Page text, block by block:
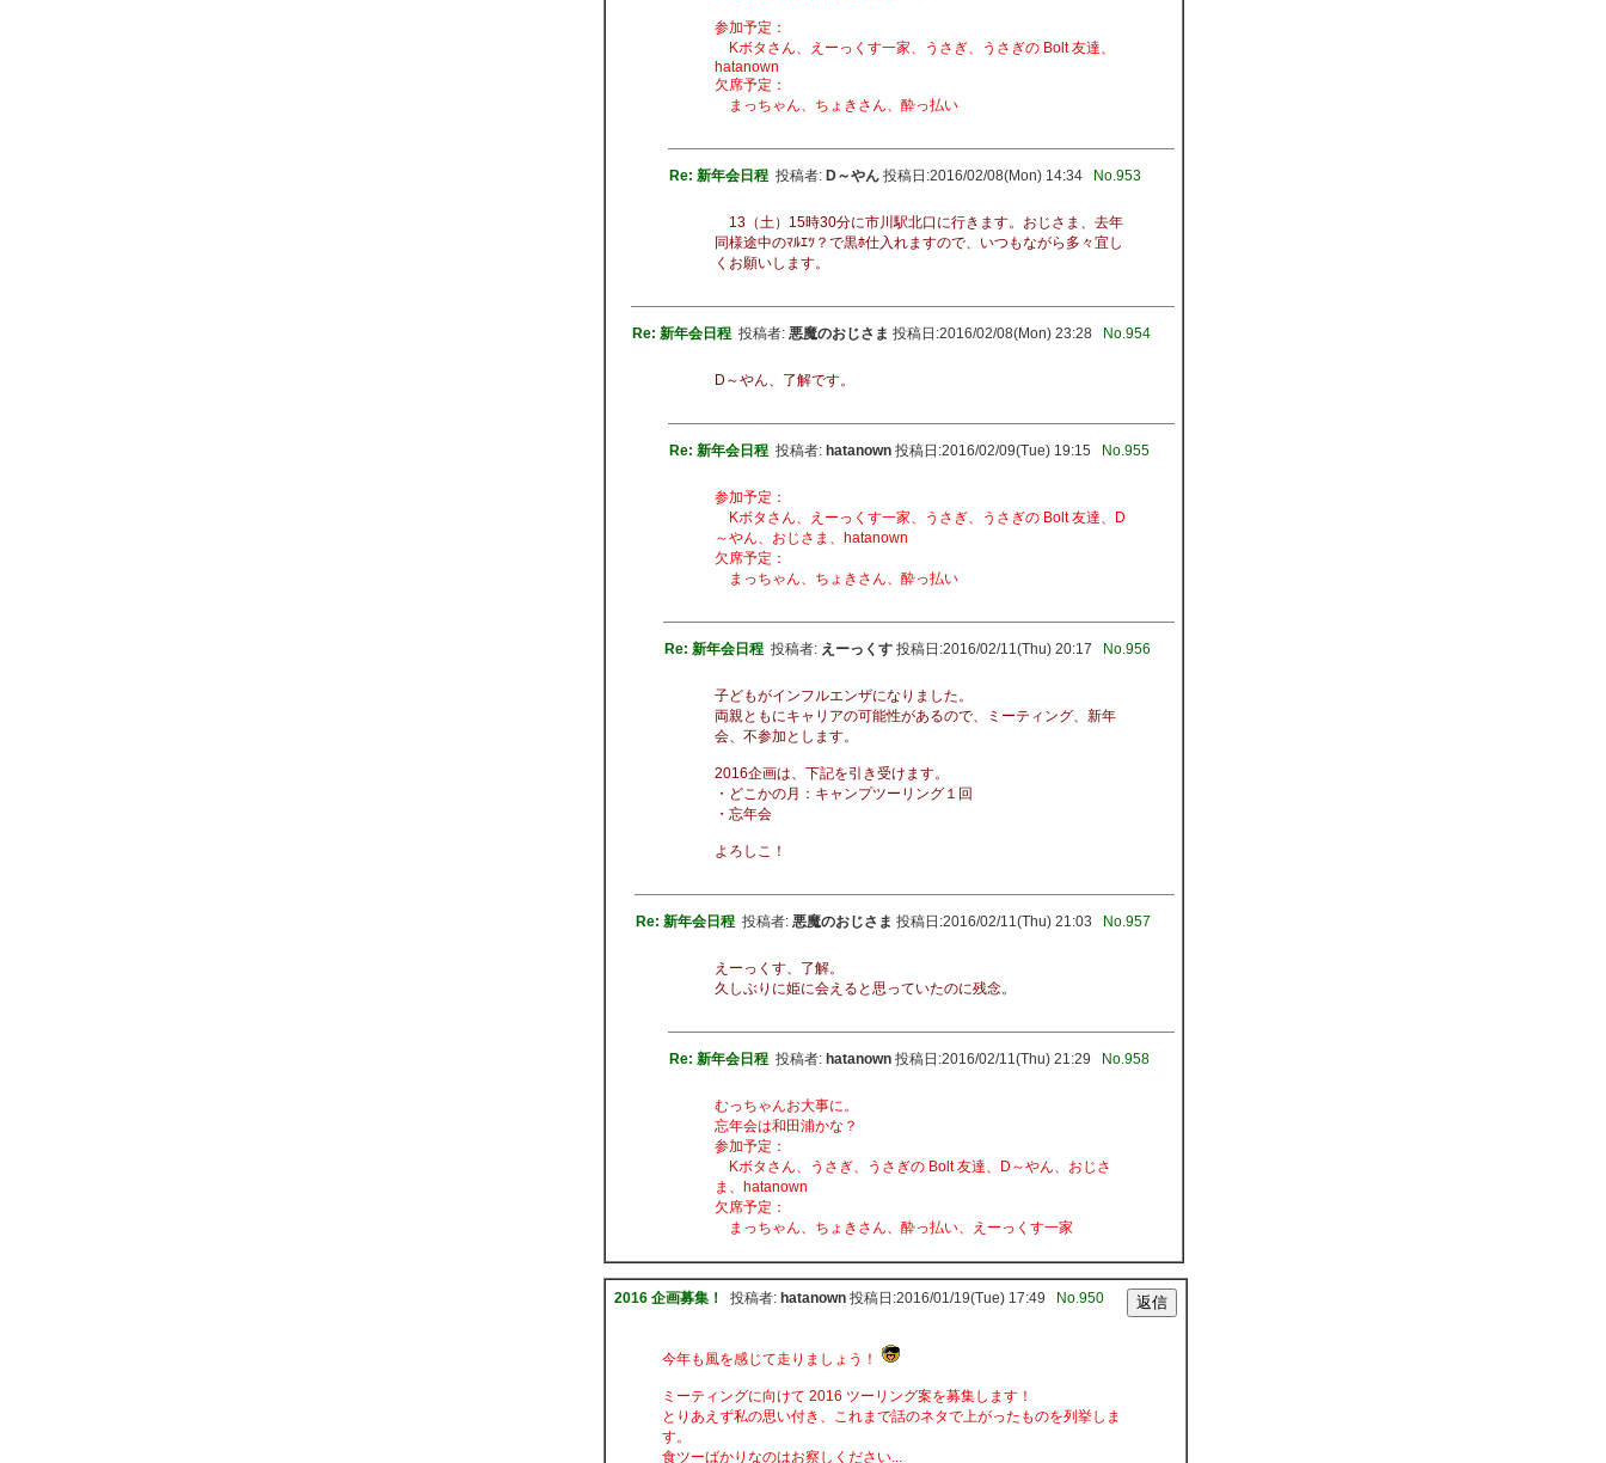
参加予定：
Kボタさん、えーっくす一家、うさぎ、うさぎの Bolt 友達、
hatanown
欠席予定：
まっちゃん、ちょきさん、酔っ払い
Re: 新年会日程 投稿者:D～やん 投稿日:2016/02/08(Mon) 14:34 No.953
13（土）15時30分に市川駅北口に行きます。おじさま、去年
同様途中のﾏﾙｴﾂ？で黒ﾎ仕入れますので、いつもながら多々宜し
くお願いします。
Re: 新年会日程 投稿者:悪魔のおじさま 投稿日:2016/02/08(Mon) 23:28 No.954
D～やん、了解です。
Re: 新年会日程 投稿者:hatanown 投稿日:2016/02/09(Tue) 19:15 No.955
参加予定：
Kボタさん、えーっくす一家、うさぎ、うさぎの Bolt 友達、D
～やん、おじさま、hatanown
欠席予定：
まっちゃん、ちょきさん、酔っ払い
Re: 新年会日程 投稿者:えーっくす 投稿日:2016/02/11(Thu) 20:17 No.956
子どもがインフルエンザになりました。
両親ともにキャリアの可能性があるので、ミーティング、新年
会、不参加とします。
2016企画は、下記を引き受けます。
・どこかの月：キャンプツーリング１回
・忘年会
よろしこ！
Re: 新年会日程 投稿者:悪魔のおじさま 投稿日:2016/02/11(Thu) 21:03 No.957
えーっくす、了解。
久しぶりに姫に会えると思っていたのに残念。
Re: 新年会日程 投稿者:hatanown 投稿日:2016/02/11(Thu) 21:29 No.958
むっちゃんお大事に。
忘年会は和田浦かな？
参加予定：
Kボタさん、うさぎ、うさぎの Bolt 友達、D～やん、おじさ
ま、hatanown
欠席予定：
まっちゃん、ちょきさん、酔っ払い、えーっくす一家
2016 企画募集！ 投稿者:hatanown 投稿日:2016/01/19(Tue) 17:49 No.950
今年も風を感じて走りましょう！
ミーティングに向けて 2016 ツーリング案を募集します！
とりあえず私の思い付き、これまで話のネタで上がったものを列挙しま
す。
食ツーばかりなのはお察しください...